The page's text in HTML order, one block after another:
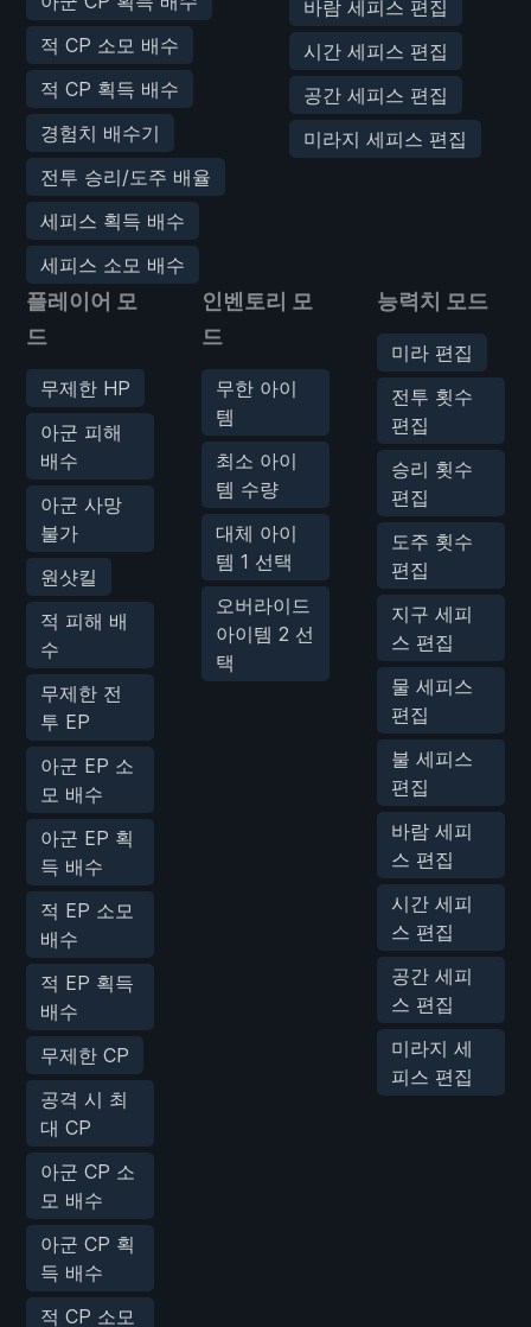
적 CP 소모 배수
적 CP 획득 배수
경험치 배수기
전투 승리/도주 배율
세피스 획득 배수
세피스 소모 배수
바람 세피스 편집
시간 세피스 편집
공간 세피스 편집
미라지 세피스 편집
플레이어 모
드
무제한 HP
아군 피해
배수
아군 사망
불가
원샷킬
적 피해 배
수
무제한 전
투 EP
아군 EP 소
모 배수
아군 EP 획
득 배수
적 EP 소모
배수
적 EP 획득
배수
무제한 CP
공격 시 최
대 CP
아군 CP 소
모 배수
아군 CP 획
득 배수
적 CP 소모
인벤토리 모
드
무한 아이
템
최소 아이
템 수량
대체 아이
템 1 선택
오버라이드
아이템 2 선
택
능력치 모드
미라 편집
전투 횟수
편집
승리 횟수
편집
도주 횟수
편집
지구 세피
스 편집
물 세피스
편집
불 세피스
편집
바람 세피
스 편집
시간 세피
스 편집
공간 세피
스 편집
미라지 세
피스 편집